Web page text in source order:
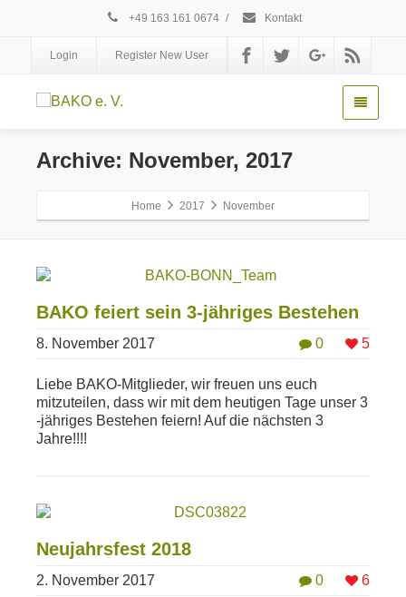
+49 163 161 0674 / Kontakt
Login Register New User
Archive: November, 2017
Home 2017 November
BAKO feiert sein 3-jähriges Bestehen
0 5
8. November 2017
Liebe BAKO-Mitglieder, wir freuen uns euch
mitzuteilen, dass wir mit dem heutigen Tage unser 3
-jähriges Bestehen feiern! Auf die nächsten 3
Jahre!!!!
Neujahrsfest 2018
0 6
2. November 2017